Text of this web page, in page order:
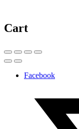
Cart
Facebook